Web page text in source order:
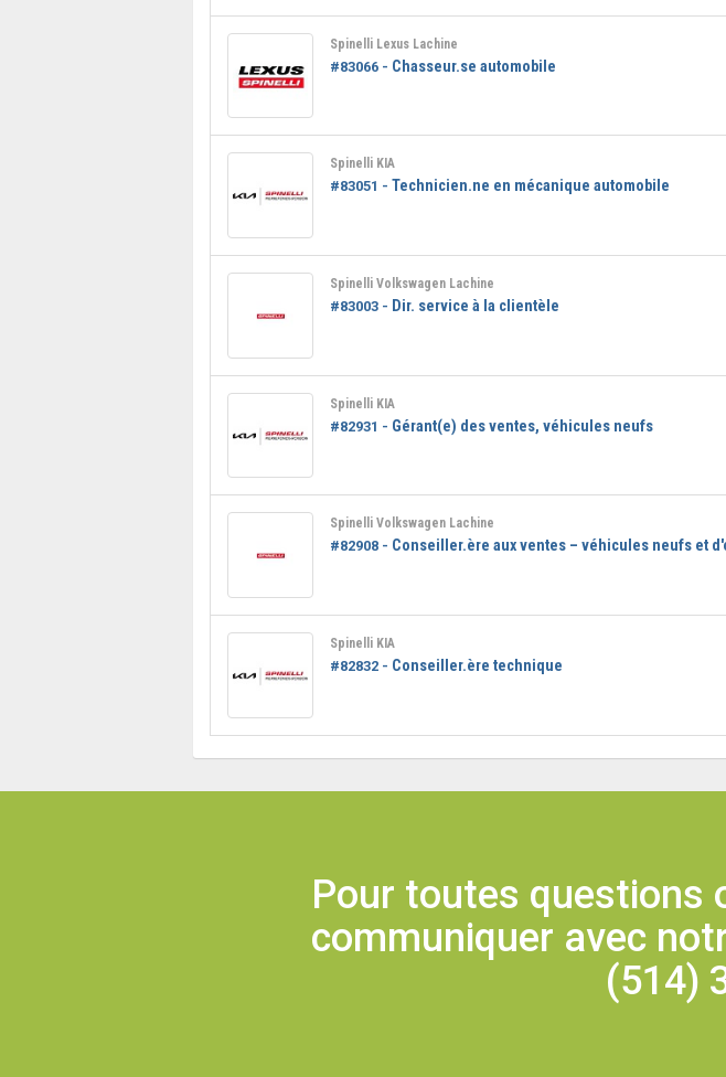
Spinelli Lexus Lachine
#83066 - Chasseur.se automobile
Spinelli KIA
#83051 - Technicien.ne en mécanique automobile
Spinelli Volkswagen Lachine
#83003 - Dir. service à la clientèle
Spinelli KIA
#82931 - Gérant(e) des ventes, véhicules neufs
Spinelli Volkswagen Lachine
#82908 - Conseiller.ère aux ventes – véhicules neufs et
Spinelli KIA
#82832 - Conseiller.ère technique
Pour toutes questions
communiquer avec
(514)